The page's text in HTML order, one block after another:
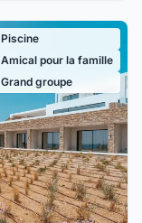
Piscine
Amical pour la famille
Grand groupe